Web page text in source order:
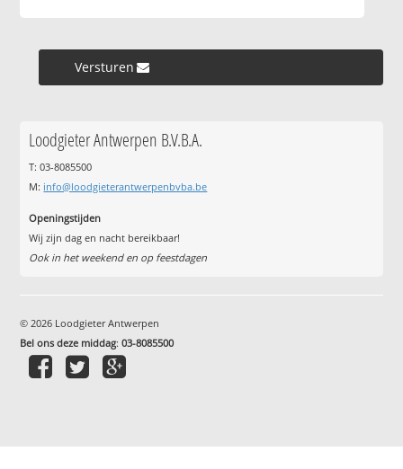
Versturen »
Loodgieter Antwerpen B.V.B.A.
T: 03-8085500
M: info@loodgieterantwerpenbvba.be
Openingstijden
Wij zijn dag en nacht bereikbaar!
Ook in het weekend en op feestdagen
© 2026 Loodgieter Antwerpen
Bel ons deze middag:03-8085500